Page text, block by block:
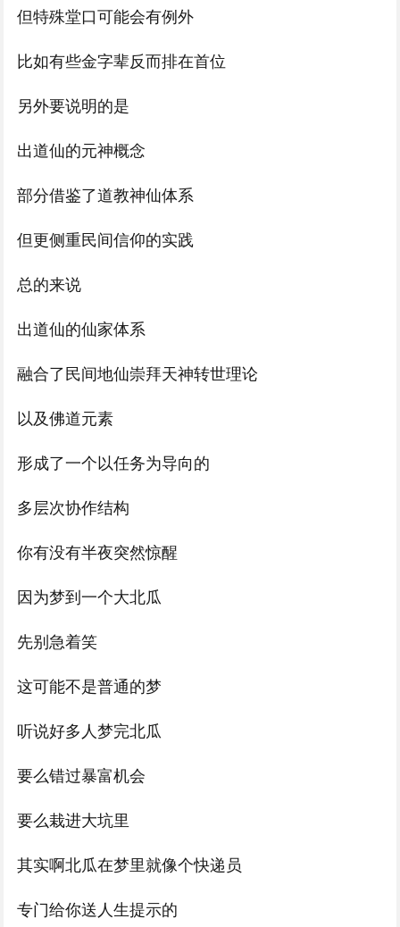
但特殊堂口可能会有例外
比如有些金字辈反而排在首位
另外要说明的是
出道仙的元神概念
部分借鉴了道教神仙体系
但更侧重民间信仰的实践
总的来说
出道仙的仙家体系
融合了民间地仙崇拜天神转世理论
以及佛道元素
形成了一个以任务为导向的
多层次协作结构
你有没有半夜突然惊醒
因为梦到一个大北瓜
先别急着笑
这可能不是普通的梦
听说好多人梦完北瓜
要么错过暴富机会
要么栽进大坑里
其实啊北瓜在梦里就像个快递员
专门给你送人生提示的